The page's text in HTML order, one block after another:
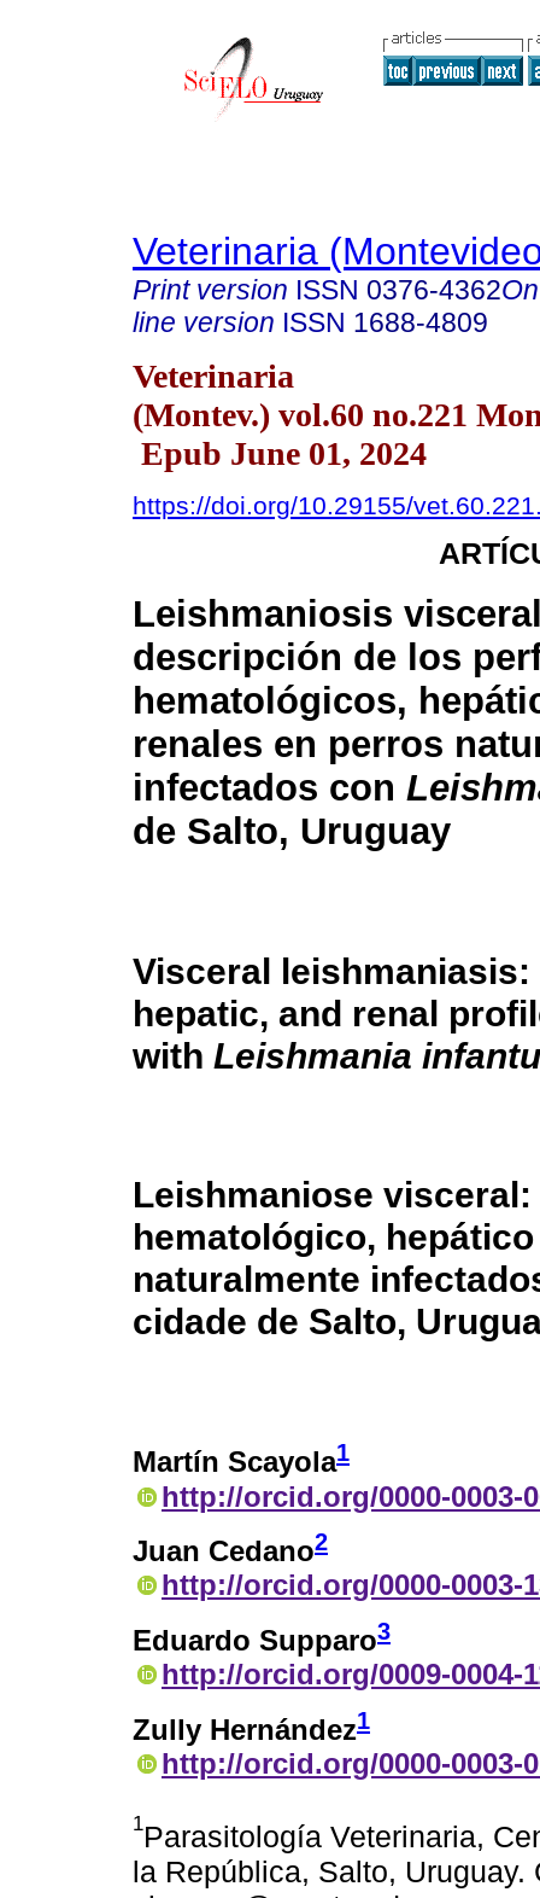
Veterinaria
Print version ISSN 0376-4362
line version ISSN 1688-4809
Veterinaria
(Montev.) vol.60 no.221
Epub June 01, 2024
https://doi.org/10.29155/
Leishmaniosis
descripción de los
hematológicos,
renales en perros
infectados con
de Salto, Uruguay
Visceral
hepatic, and renal
with Leishmania
Leishmaniose
hematológico,
naturalmente
cidade de Salto,
Martín Scayola1
http://orcid.org/0000-0003-
Juan Cedano2
http://orcid.org/0000-0003-
Eduardo Supparo3
http://orcid.org/0009-0004-
Zully Hernández1
http://orcid.org/0000-0003-
1Parasitología Veterinaria,
la República, Salto, Uruguay.